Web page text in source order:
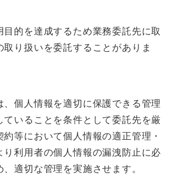
目的を達成するため業務委託先に取
り扱いを委託することがありま
、個人情報を適切に保護できる管理
ていることを条件として委託先を厳
等において個人情報の適正管理・
り利用者の個人情報の漏洩防止に必
適切な管理を実施させます。